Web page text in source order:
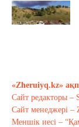
«Zheruiyq.kz»
Сайт редакторы –
Сайт менеджері –
Меншік иесі –